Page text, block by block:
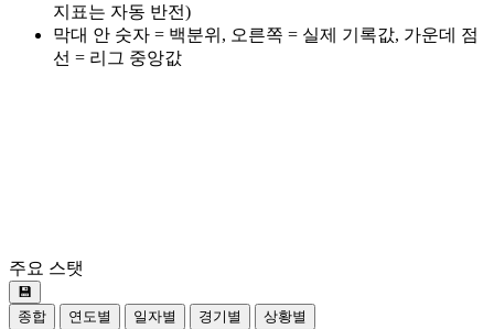
지표는 자동 반전)
막대 안 숫자 = 백분위, 오른쪽 = 실제 기록값, 가운데 점
선 = 리그 중앙값
주요 스탯
💾
종합
연도별 일자별 경기별 상황별